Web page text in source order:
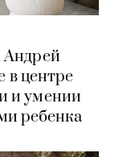
Андрей
в центре
и умении
ребенка